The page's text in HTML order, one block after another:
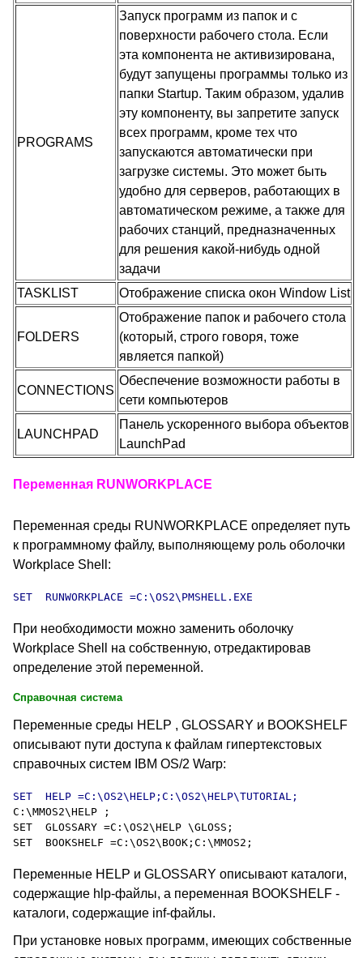
PROGRAMS
Запуск программ из папок и с
поверхности рабочего стола. Если
эта компонента не активизирована,
будут запущены программы только из
папки Startup. Таким образом, удалив
эту компоненту, вы запретите запуск
всех программ, кроме тех что
запускаются автоматически при
загрузке системы. Это может быть
удобно для серверов, работающих в
автоматическом режиме, а также для
рабочих станций, предназначенных
для решения какой-нибудь одной
задачи
TASKLIST
Отображение списка окон Window List
FOLDERS
Отображение папок и рабочего стола
(который, строго говоря, тоже
является папкой)
CONNECTIONS
Обеспечение возможности работы в
сети компьютеров
LAUNCHPAD
Панель ускоренного выбора объектов
LaunchPad
Переменная RUNWORKPLACE
Переменная среды RUNWORKPLACE определяет путь
к программному файлу, выполняющему роль оболочки
Workplace Shell:
SET  RUNWORKPLACE =C:\OS2\PMSHELL.EXE
При необходимости можно заменить оболочку
Workplace Shell на собственную, отредактировав
определение этой переменной.
Справочная система
Переменные среды HELP , GLOSSARY и BOOKSHELF
описывают пути доступа к файлам гипертекстовых
справочных систем IBM OS/2 Warp:
C:\MMOS2\HELP ;
SET  GLOSSARY =C:\OS2\HELP \GLOSS;
Переменные HELP и GLOSSARY описывают каталоги,
содержащие hlp-файлы, а переменная BOOKSHELF -
каталоги, содержащие inf-файлы.
При установке новых программ, имеющих собственные